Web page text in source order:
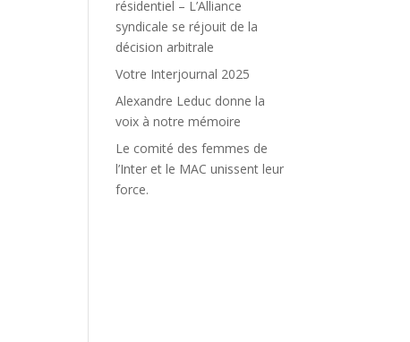
résidentiel – L’Alliance
syndicale se réjouit de la
décision arbitrale
Votre Interjournal 2025
Alexandre Leduc donne la
voix à notre mémoire
Le comité des femmes de
l’Inter et le MAC unissent leur
force.